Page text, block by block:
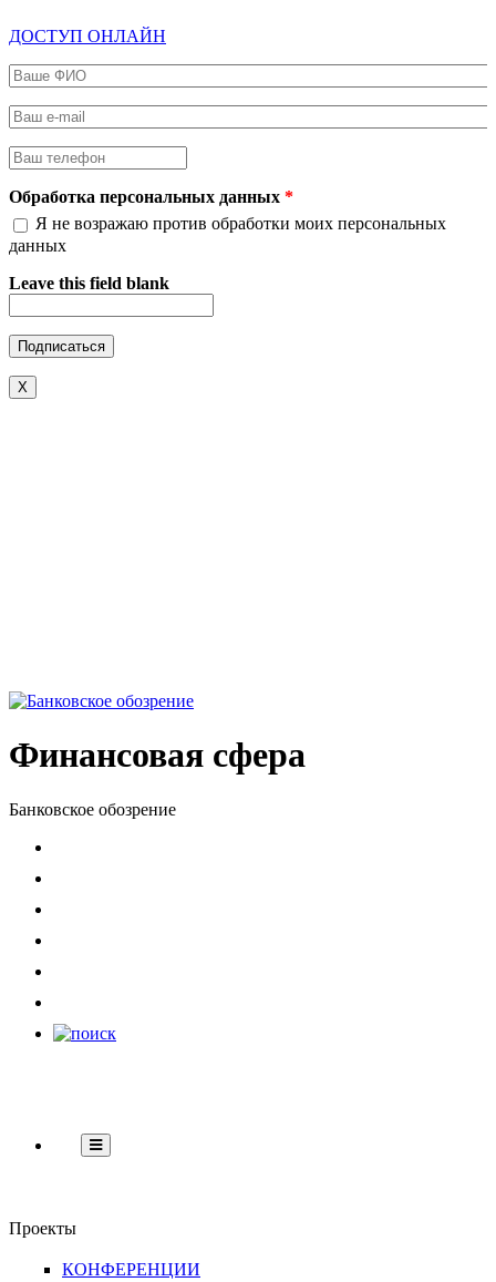
ДОСТУП ОНЛАЙН
Ваше ФИО
Ваш e-mail
Ваш телефон
Обработка персональных данных *
Я не возражаю против обработки моих персональных
данных
Leave this field blank
X
Финансовая сфера
Банковское обозрение
Проекты
КОНФЕРЕНЦИИ